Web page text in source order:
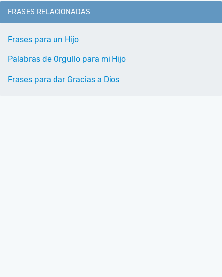
FRASES RELACIONADAS
Frases para un Hijo
Palabras de Orgullo para mi Hijo
Frases para dar Gracias a Dios